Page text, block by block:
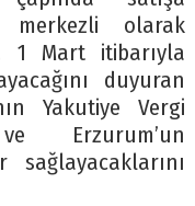
merkezli olarak
1 Mart itibarıyla
duyuran
Yakutiye Vergi
Erzurum’un